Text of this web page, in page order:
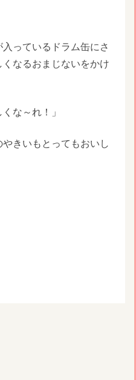
っているドラム缶にさ
なるおまじないをかけ
な～れ！」
きいもとってもおいし